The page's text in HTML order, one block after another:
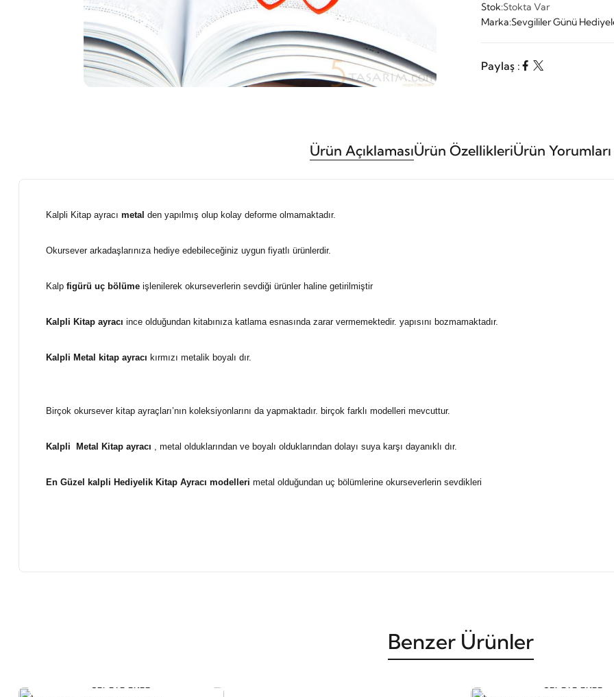
Stok:Stokta Var
Marka:Sevgililer Günü
Paylaş :
Ürün AçıklamasıÜrün ÖzellikleriÜrün Yorumları
Kalpli Kitap ayracı metal den yapılmış olup kolay deforme olmamaktadır.
Okursever arkadaşlarınıza hediye edebileceğiniz uygun fiyatlı ürünlerdir.
Kalp figürü uç bölüme işlenilerek okurseverlerin sevdiği ürünler haline getirilmiştir
Kalpli Kitap ayracı ince olduğundan kitabınıza katlama esnasında zarar vermemektedir. yapısını bozmamaktadır.
Kalpli Metal kitap ayracı kırmızı metalik boyalı dır.
Birçok okursever kitap ayraçları’nın koleksiyonlarını da yapmaktadır. birçok farklı modelleri mevcuttur.
Kalpli Metal Kitap ayracı , metal olduklarından ve boyalı olduklarından dolayı suya karşı dayanıklı dır.
En Güzel kalpli Hediyelik Kitap Ayracı modelleri metal olduğundan uç bölümlerine okurseverlerin sevdikleri
Benzer Ürünler
SEPETE EKLE SEPETE EKLE